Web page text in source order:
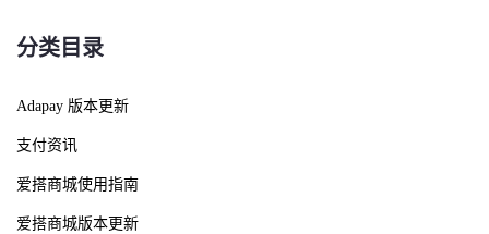
分类目录
Adapay 版本更新
支付资讯
爱搭商城使用指南
爱搭商城版本更新